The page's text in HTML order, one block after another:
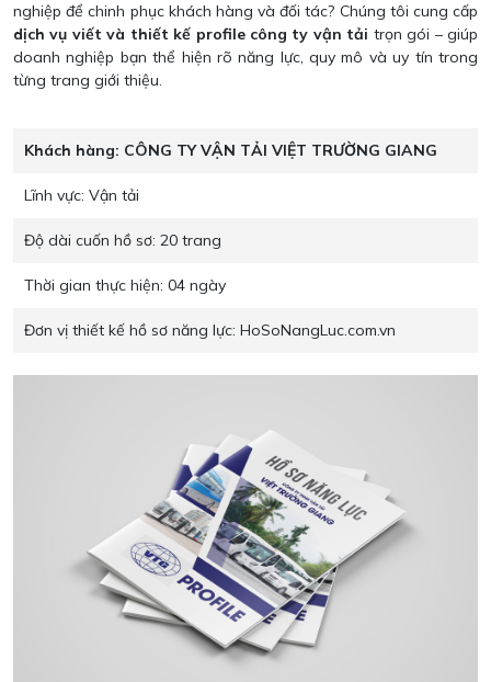
nghiệp để chinh phục khách hàng và đối tác? Chúng tôi cung cấp
dịch vụ viết và thiết kế profile công ty vận tải trọn gói – giúp
doanh nghiệp bạn thể hiện rõ năng lực, quy mô và uy tín trong
từng trang giới thiệu.
Khách hàng: CÔNG TY VẬN TẢI VIỆT TRƯỜNG GIANG
Lĩnh vực: Vận tải
Độ dài cuốn hồ sơ: 20 trang
Thời gian thực hiện: 04 ngày
Đơn vị thiết kế hồ sơ năng lực: HoSoNangLuc.com.vn